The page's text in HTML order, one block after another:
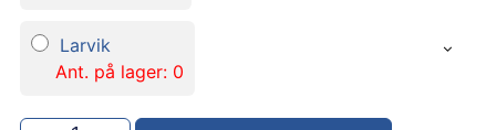
Larvik
Ant. på lager: 0